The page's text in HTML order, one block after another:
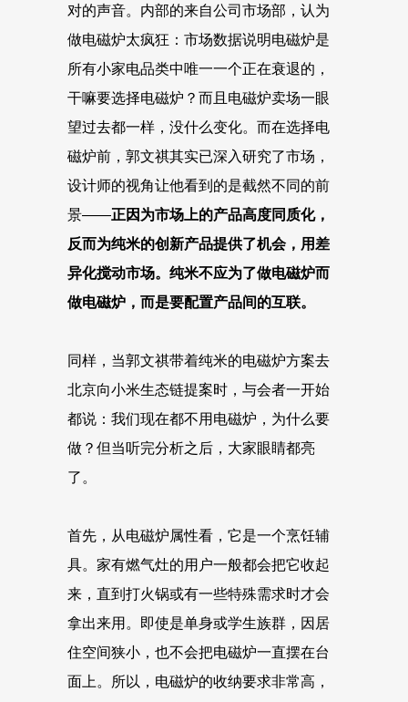
对的声音。内部的来自公司市场部，认为
做电磁炉太疯狂：市场数据说明电磁炉是
所有小家电品类中唯一一个正在衰退的，
干嘛要选择电磁炉？而且电磁炉卖场一眼
望过去都一样，没什么变化。而在选择电
磁炉前，郭文祺其实已深入研究了市场，
设计师的视角让他看到的是截然不同的前
景——正因为市场上的产品高度同质化，
反而为纯米的创新产品提供了机会，用差
异化搅动市场。纯米不应为了做电磁炉而
做电磁炉，而是要配置产品间的互联。
同样，当郭文祺带着纯米的电磁炉方案去
北京向小米生态链提案时，与会者一开始
都说：我们现在都不用电磁炉，为什么要
做？但当听完分析之后，大家眼睛都亮
了。
首先，从电磁炉属性看，它是一个烹饪辅
具。家有燃气灶的用户一般都会把它收起
来，直到打火锅或有一些特殊需求时才会
拿出来用。即使是单身或学生族群，因居
住空间狭小，也不会把电磁炉一直摆在台
面上。所以，电磁炉的收纳要求非常高，